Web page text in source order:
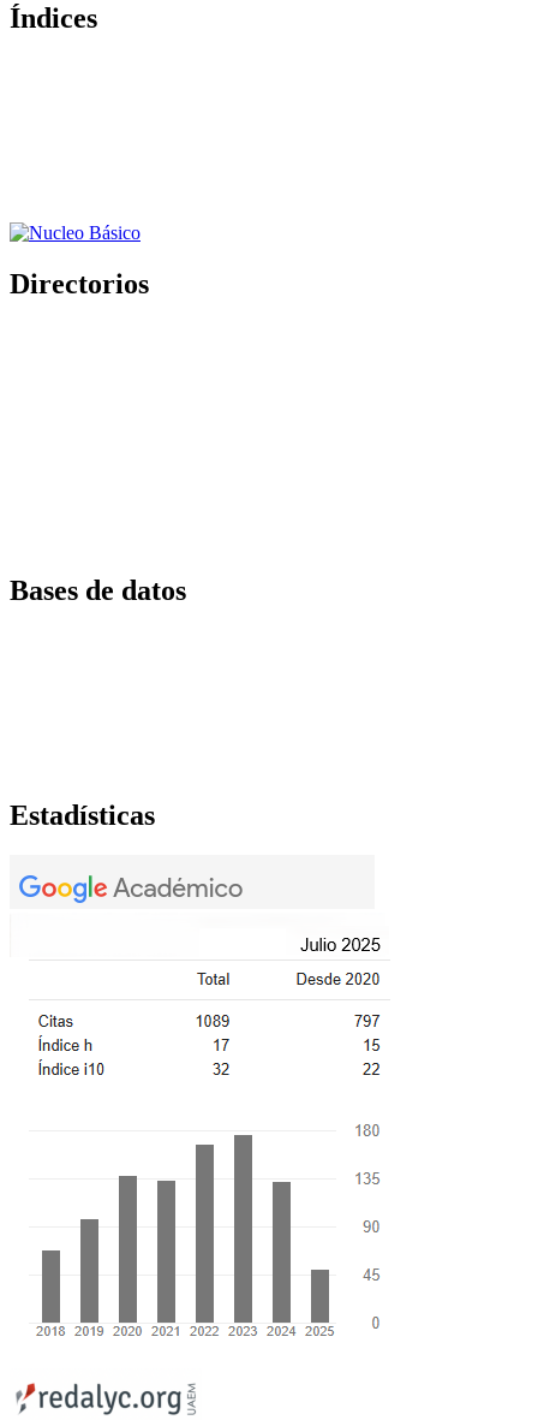
Índices
Directorios
Bases de datos
Estadísticas